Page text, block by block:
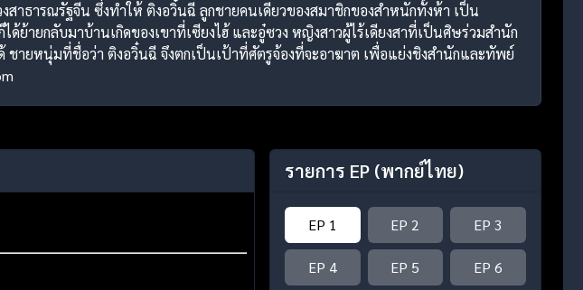
สาธารณรัฐจีน ซึ่งทำให้ ติงอวิ๋นฉี ลูกชายคนเดียวของสมาชิกของสำหนักทั้งห้า เป็น
ย้ายกลับมาบ้านเกิดของเขาที่เซียงไฮ้ และอู๋ซวง หญิงสาวผู้ไร้เดียงสาที่เป็นศิษร่วมสำนัก
ชายหนุ่มที่ชื่อว่า ติงอวิ๋นฉี จึงตกเป็นเป้าที่ศัตรูจ้องที่จะอาฆาต เพื่อแย่งชิงสำนักและทัพย์
รายการ EP (พากย์ไทย)
EP 1 EP 2 EP 3
EP 4 EP 5 EP 6